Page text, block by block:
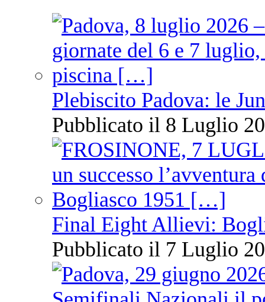
Plebiscito Padova: le
Pubblicato il 8 Luglio
Final Eight Allievi:
Pubblicato il 7 Luglio